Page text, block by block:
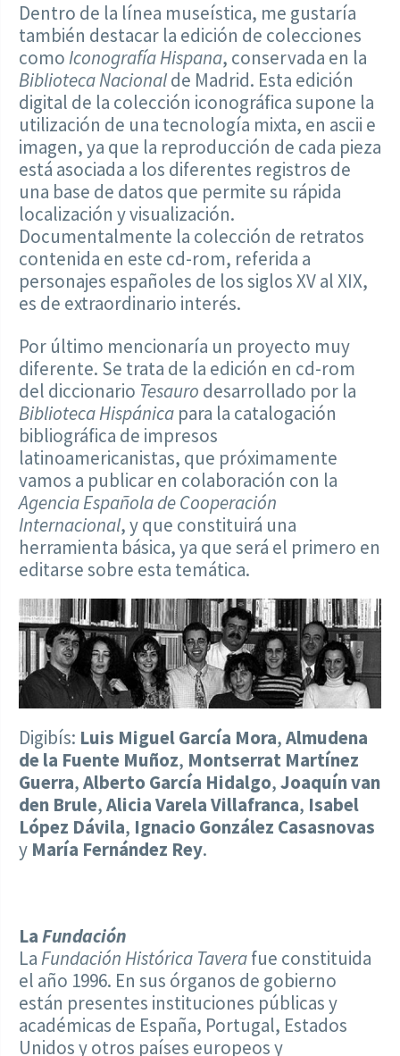
Dentro de la línea museística, me gustaría
también destacar la edición de colecciones
comoIconografía Hispana, conservada en la
Biblioteca Nacionalde Madrid. Esta edición
digital de la colección iconográfica supone la
utilización de una tecnología mixta, en ascii e
imagen, ya que la reproducción de cada pieza
está asociada a los diferentes registros de
una base de datos que permite su rápida
localización y visualización.
Documentalmente la colección de retratos
contenida en este cd-rom, referida a
personajes españoles de los siglos XV al XIX,
es de extraordinario interés.
Por último mencionaría un proyecto muy
diferente. Se trata de la edición en cd-rom
del diccionario Tesauro desarrollado por la
Biblioteca Hispánica para la catalogación
bibliográfica de impresos
latinoamericanistas, que próximamente
vamos a publicar en colaboración con la
Agencia Española de Cooperación
Internacional, y que constituirá una
herramienta básica, ya que será el primero en
editarse sobre esta temática.
Digibís: Luis Miguel García Mora,Almudena
de la Fuente Muñoz, Montserrat Martínez
Guerra,Alberto García Hidalgo,Joaquín van
den Brule,Alicia Varela Villafranca, Isabel
López Dávila, Ignacio González Casasnovas
y María Fernández Rey.
LaFundación
LaFundación Histórica Taverafue constituida
el año 1996. En sus órganos de gobierno
están presentes instituciones públicas y
académicas de España, Portugal, Estados
Unidos y otros países europeos y